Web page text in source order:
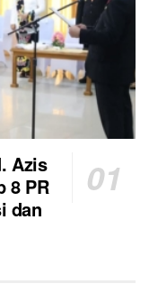
Azis
8 PR
dan